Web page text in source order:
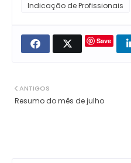
Indicação de Profissionais
Save
ANTIGOS
Resumo do mês de julho